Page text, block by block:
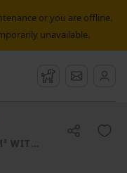
or you are offline.
unavailable.
Watchdog
ESTATE